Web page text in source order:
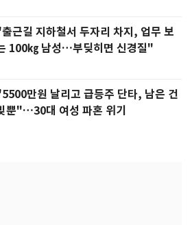
근길 지하철서 두자리 차지, 업무 보
100㎏ 남성…부딪히면 신경질"
만원 날리고 급등주 단타, 남은 건
뿐"…30대 여성 파혼 위기